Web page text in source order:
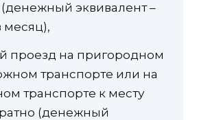
эквивалент –
месяц),
проезд на пригородном
транспорте или на
транспорте к месту
(денежный